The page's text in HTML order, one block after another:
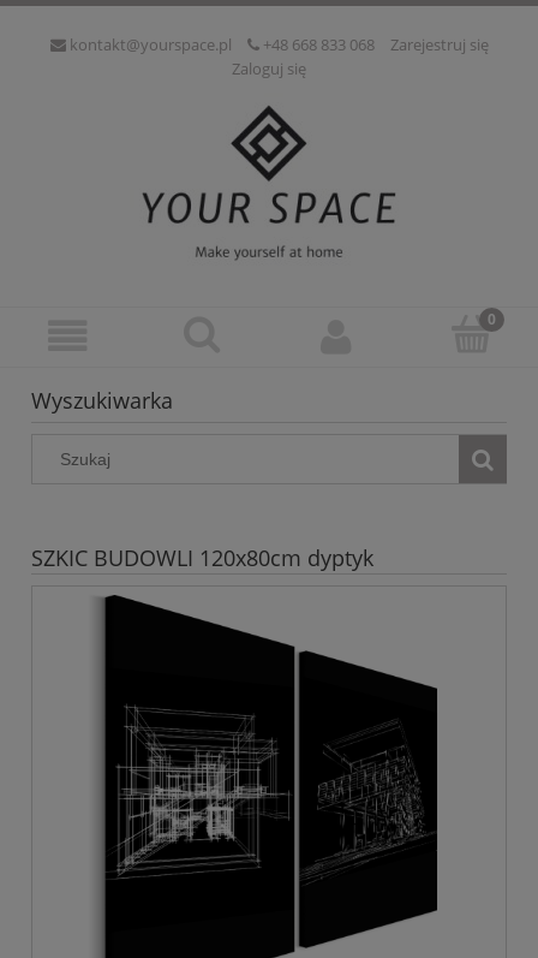
kontakt@yourspace.pl +48 668 833 068
Zarejestruj się
Zaloguj się
Wyszukiwarka
SZKIC BUDOWLI 120x80cm dyptyk